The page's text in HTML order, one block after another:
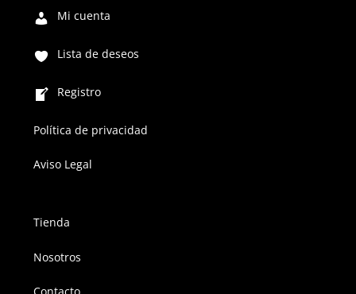
Mi cuenta
Lista de deseos
Registro
Política de privacidad
Aviso Legal
Tienda
Nosotros